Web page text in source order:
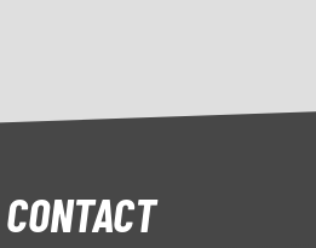
CONTACT